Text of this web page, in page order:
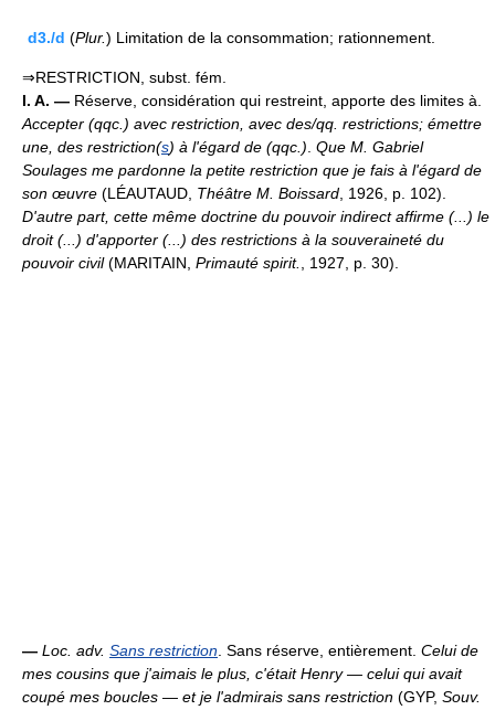
d3./d (Plur.) Limitation de la consommation; rationnement.
⇒RESTRICTION, subst. fém.
I. A. — Réserve, considération qui restreint, apporte des limites à.
Accepter (qqc.) avec restriction, avec des/qq. restrictions; émettre
une, des restriction(s) à l'égard de (qqc.) Que M. Gabriel
Soulages me pardonne la petite restriction que je fais à l'égard de
son œuvre (LÉAUTAUD, Théâtre M. Boissard , 1926, p. 102).
D'autre part, cette même doctrine du pouvoir indirect affirme (...) le
droit (...) d'apporter (...) des restrictions à la souveraineté du
pouvoir civil(MARITAIN, Primauté spirit. , 1927, p. 30).
— Loc. adv. Sans restriction . Sans réserve, entièrement. Celui de
mes cousins que j'aimais le plus, c'était Henry — celui qui avait
coupé mes boucles — et je l'admirais sans restriction (GYP, Souv.